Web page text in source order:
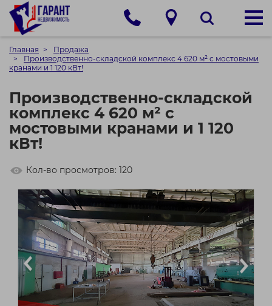
Главная
Продажа
Производственно-складской комплекс 4 620 м² с мостовыми
кранами и 1 120 кВт!
Производственно-складской
комплекс 4 620 м² с
мостовыми кранами и 1 120
кВт!
Кол-во просмотров: 120